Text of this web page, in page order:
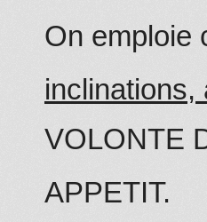
On emploie
inclinations,
VOLONTE
APPETIT.